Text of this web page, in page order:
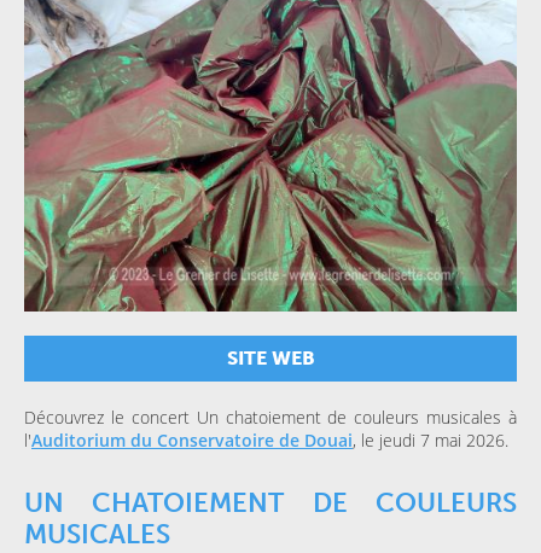
SITE WEB
Découvrez le concert Un chatoiement de couleurs musicales à
l'Auditorium du Conservatoire de Douai, le jeudi 7 mai 2026.
UN CHATOIEMENT DE COULEURS
MUSICALES